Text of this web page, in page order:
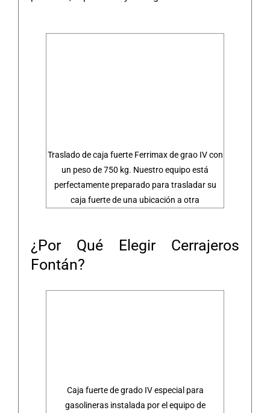
Traslado de caja fuerte Ferrimax de grao IV con
un peso de 750 kg. Nuestro equipo está
perfectamente preparado para trasladar su
caja fuerte de una ubicación a otra
¿Por Qué Elegir Cerrajeros
Fontán?
Caja fuerte de grado IV especial para
gasolineras instalada por el equipo de